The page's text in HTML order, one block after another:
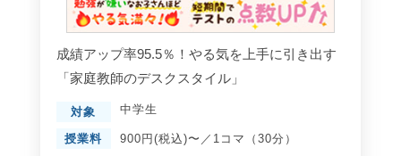
成績アップ率95.5％！やる気を上手に引き出す
「家庭教師のデスクスタイル」
対象 中学生
授業料 900円(税込)〜／1コマ（30分）